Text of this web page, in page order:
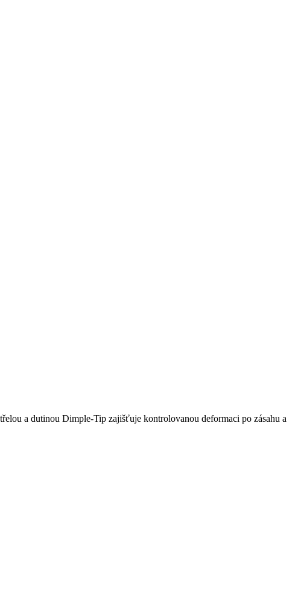
a dutinou Dimple-Tip zajišťuje kontrolovanou deformaci po zásahu a